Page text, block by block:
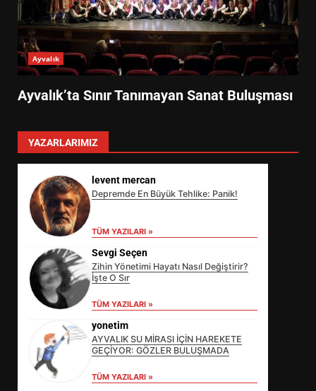
Ayvalık
Ayvalık’ta Sınır Tanımayan Sanat Buluşması
YAZARLARIMIZ
levent mercan
Depremde En Büyük Tehlike: Panik!
TÜM YAZILARI »
Sevgi Seçen
Zihin Yönetimi Hayatı Nasıl Değiştirir?
İşte O Sır
TÜM YAZILARI »
yonetim
AYVALIK SU MİRASI İÇİN HAREKETE
GEÇİYOR: GÖZLER BULUŞMADA
TÜM YAZILARI »